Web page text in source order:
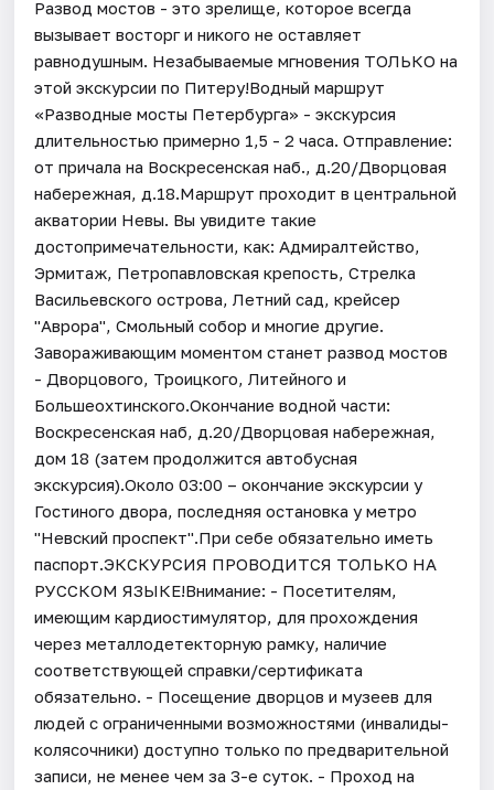
Развод мостов - это зрелище, которое всегда
вызывает восторг и никого не оставляет
равнодушным. Незабываемые мгновения ТОЛЬКО на
этой экскурсии по Питеру!Водный маршрут
«Разводные мосты Петербурга» - экскурсия
длительностью примерно 1,5 - 2 часа. Отправление:
от причала на Воскресенская наб., д.20/Дворцовая
набережная, д.18.Маршрут проходит в центральной
акватории Невы. Вы увидите такие
достопримечательности, как: Адмиралтейство,
Эрмитаж, Петропавловская крепость, Стрелка
Васильевского острова, Летний сад, крейсер
"Аврора", Смольный собор и многие другие.
Завораживающим моментом станет развод мостов
- Дворцового, Троицкого, Литейного и
Большеохтинского.Окончание водной части:
Воскресенская наб, д.20/Дворцовая набережная,
дом 18 (затем продолжится автобусная
экскурсия).Около 03:00 – окончание экскурсии у
Гостиного двора, последняя остановка у метро
"Невский проспект".При себе обязательно иметь
паспорт.ЭКСКУРСИЯ ПРОВОДИТСЯ ТОЛЬКО НА
РУССКОМ ЯЗЫКЕ!Внимание: - Посетителям,
имеющим кардиостимулятор, для прохождения
через металлодетекторную рамку, наличие
соответствующей справки/сертификата
обязательно. - Посещение дворцов и музеев для
людей с ограниченными возможностями (инвалиды-
колясочники) доступно только по предварительной
записи, не менее чем за 3-е суток. - Проход на